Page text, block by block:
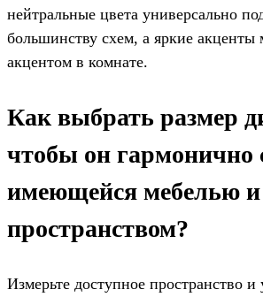
нейтральные цвета универсально
большинству схем, а яркие акценты
акцентом в комнате.
Как выбрать размер
чтобы он гармонично
имеющейся мебелью и
пространством?
Измерьте доступное пространство и